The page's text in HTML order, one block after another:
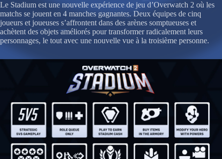
Le Stadium est une nouvelle expérience de jeu d’Overwatch 2 où les
matchs se jouent en 4 manches gagnantes. Deux équipes de cinq
joueurs et joueuses s’affrontent dans des arènes somptueuses et
achètent des objets améliorés pour transformer radicalement leurs
personnages, le tout avec une nouvelle vue à la troisième personne.